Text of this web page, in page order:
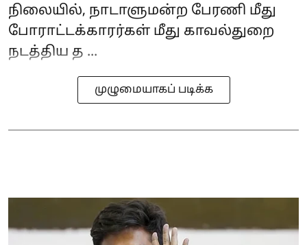
நிலையில், நாடாளுமன்ற பேரணி மீது
போராட்டக்காரர்கள் மீது காவல்துறை
நடத்திய த ...
முழுமையாகப் படிக்க